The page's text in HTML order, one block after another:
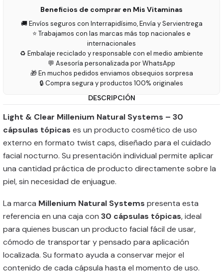
Beneficios de comprar en Mis Vitaminas
🚚 Envíos seguros con Interrapidísimo, Envía y Servientrega
⭐ Trabajamos con las marcas más top nacionales e
internacionales
♻️ Embalaje reciclado y responsable con el medio ambiente
💬 Asesoría personalizada por WhatsApp
🎁 En muchos pedidos enviamos obsequios sorpresa
🔒 Compra segura y productos 100% originales
DESCRIPCIÓN
Light & Clear Millenium Natural Systems – 30
cápsulas tópicas es un producto cosmético de uso
externo en formato twist caps, diseñado para el cuidado
facial nocturno. Su presentación individual permite aplicar
una cantidad práctica de producto directamente sobre la
piel, sin necesidad de enjuague.
La marca Millenium Natural Systems presenta esta
referencia en una caja con 30 cápsulas tópicas, ideal
para quienes buscan un producto facial fácil de usar,
cómodo de transportar y pensado para aplicación
localizada. Su formato ayuda a conservar mejor el
contenido de cada cápsula hasta el momento de uso.